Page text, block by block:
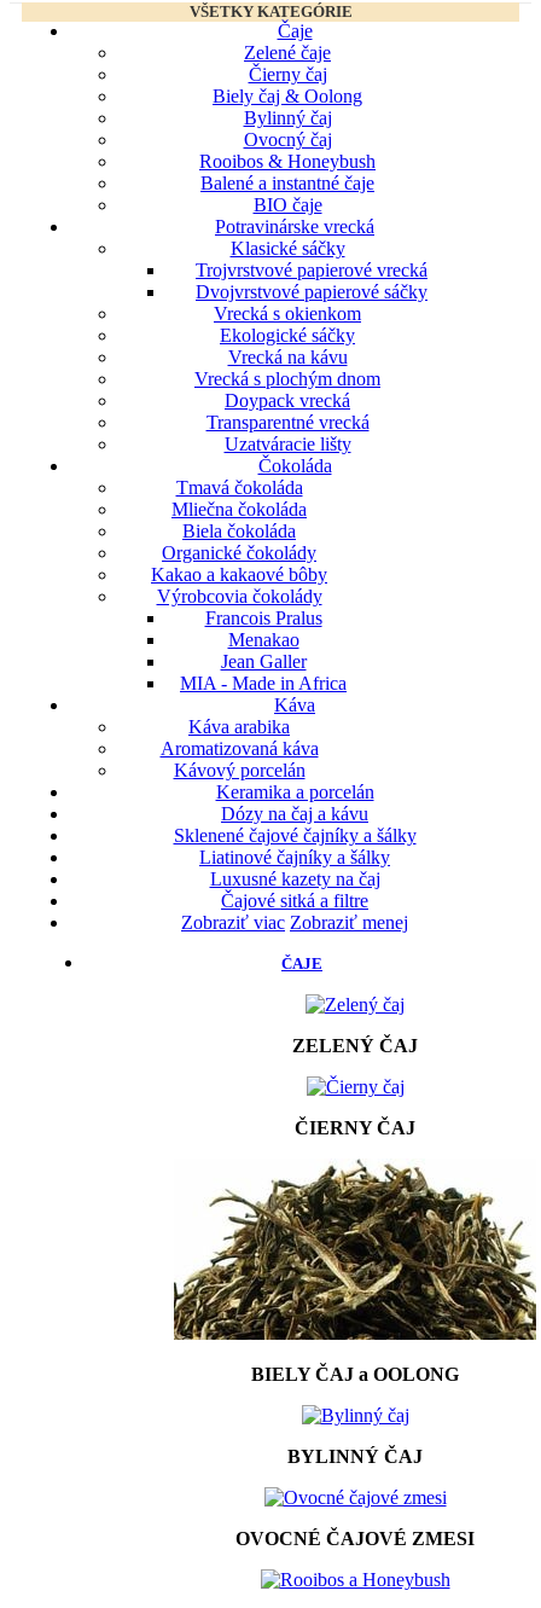
VŠETKY KATEGÓRIE
Čaje
Zelené čaje
Čierny čaj
Biely čaj & Oolong
Bylinný čaj
Ovocný čaj
Rooibos & Honeybush
Balené a instantné čaje
BIO čaje
Potravinárske vrecká
Klasické sáčky
Trojvrstvové papierové vrecká
Dvojvrstvové papierové sáčky
Vrecká s okienkom
Ekologické sáčky
Vrecká na kávu
Vrecká s plochým dnom
Doypack vrecká
Transparentné vrecká
Uzatváracie lišty
Čokoláda
Tmavá čokoláda
Mliečna čokoláda
Biela čokoláda
Organické čokolády
Kakao a kakaové bôby
Výrobcovia čokolády
Francois Pralus
Menakao
Jean Galler
MIA - Made in Africa
Káva
Káva arabika
Aromatizovaná káva
Kávový porcelán
Keramika a porcelán
Dózy na čaj a kávu
Sklenené čajové čajníky a šálky
Liatinové čajníky a šálky
Luxusné kazety na čaj
Čajové sitká a filtre
Zobraziť viac Zobraziť menej
ČAJE
ZELENÝ ČAJ
ČIERNY ČAJ
BIELY ČAJ a OOLONG
BYLINNÝ ČAJ
OVOCNÉ ČAJOVÉ ZMESI